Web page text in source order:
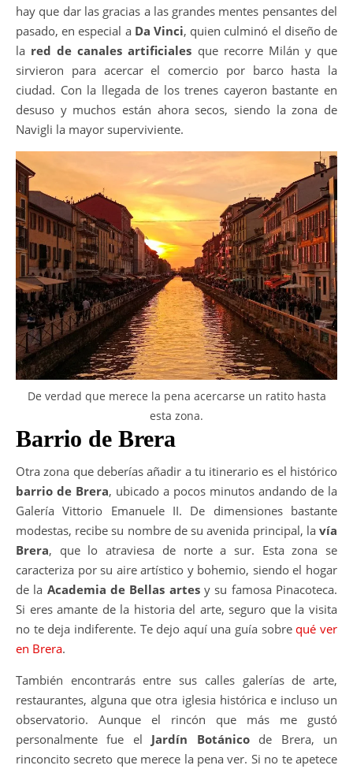
hay que dar las gracias a las grandes mentes pensantes del
pasado, en especial a Da Vinci, quien culminó el diseño de
la red de canales artificiales que recorre Milán y que
sirvieron para acercar el comercio por barco hasta la
ciudad. Con la llegada de los trenes cayeron bastante en
desuso y muchos están ahora secos, siendo la zona de
Navigli la mayor superviviente.
De verdad que merece la pena acercarse un ratito hasta
esta zona.
Barrio de Brera
Otra zona que deberías añadir a tu itinerario es el histórico
barrio de Brera, ubicado a pocos minutos andando de la
Galería Vittorio Emanuele II. De dimensiones bastante
modestas, recibe su nombre de su avenida principal, la vía
Brera, que lo atraviesa de norte a sur. Esta zona se
caracteriza por su aire artístico y bohemio, siendo el hogar
de la Academia de Bellas artesy su famosa Pinacoteca.
Si eres amante de la historia del arte, seguro que la visita
no te deja indiferente. Te dejo aquí una guía sobrequé ver
en Brera.
También encontrarás entre sus calles galerías de arte,
restaurantes, alguna que otra iglesia histórica e incluso un
observatorio. Aunque el rincón que más me gustó
personalmente fue el Jardín Botánico de Brera, un
rinconcito secreto que merece la pena ver. Si no te apetece